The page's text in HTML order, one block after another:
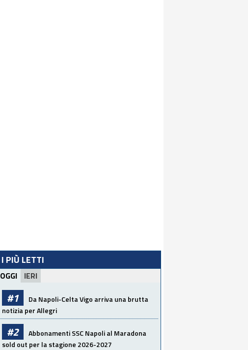
I PIÙ LETTI
OGGI IERI
#1
Da Napoli-Celta Vigo arriva una brutta
notizia per Allegri
#2
Abbonamenti SSC Napoli al Maradona
sold out per la stagione 2026-2027